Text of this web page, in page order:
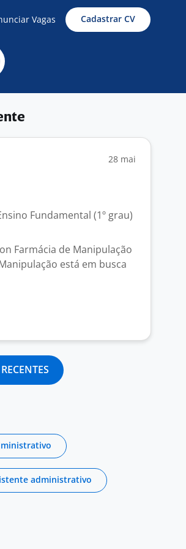
Vagas Cadastrar CV
28 mai
Fundamental (1º grau)
Farmácia de Manipulação
está em busca
administrativo